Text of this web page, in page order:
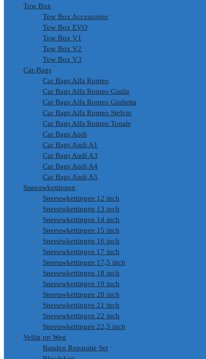
Tow Box
Tow Box Accessoires
Tow Box EVO
Tow Box V1
Tow Box V2
Tow Box V3
Car-Bags
Car Bags Alfa Romeo
Car Bags Alfa Romeo Giulia
Car Bags Alfa Romeo Giulietta
Car Bags Alfa Romeo Stelvio
Car Bags Alfa Romeo Tonale
Car Bags Audi
Car Bags Audi A1
Car Bags Audi A3
Car Bags Audi A4
Car Bags Audi A5
Sneeuwkettingen
Sneeuwkettingen 12 inch
Sneeuwkettingen 13 inch
Sneeuwkettingen 14 inch
Sneeuwkettingen 15 inch
Sneeuwkettingen 16 inch
Sneeuwkettingen 17 inch
Sneeuwkettingen 17,5 inch
Sneeuwkettingen 18 inch
Sneeuwkettingen 19 inch
Sneeuwkettingen 20 inch
Sneeuwkettingen 21 inch
Sneeuwkettingen 22 inch
Sneeuwkettingen 22,5 inch
Veilig op Weg
Banden Reparatie Set